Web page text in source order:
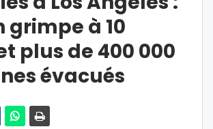
grimpe à 10
plus de 400 000
évacués